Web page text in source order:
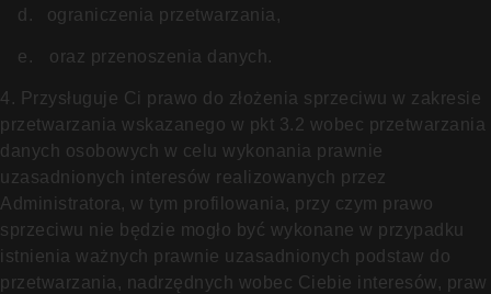
d. ograniczenia przetwarzania,
e. oraz przenoszenia danych.
4. Przysługuje Ci prawo do złożenia sprzeciwu w zakresie
przetwarzania wskazanego w pkt 3.2 wobec przetwarzania
danych osobowych w celu wykonania prawnie
uzasadnionych interesów realizowanych przez
Administratora, w tym profilowania, przy czym prawo
sprzeciwu nie będzie mogło być wykonane w przypadku
istnienia ważnych prawnie uzasadnionych podstaw do
przetwarzania, nadrzędnych wobec Ciebie interesów, praw